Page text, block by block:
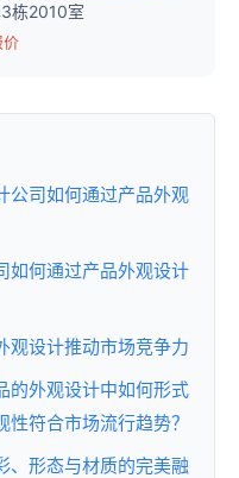
3栋2010室
价
公司如何通过产品外观
如何通过产品外观设计
观设计推动市场竞争力
的外观设计中如何形式
符合市场流行趋势？
、形态与材质的完美融